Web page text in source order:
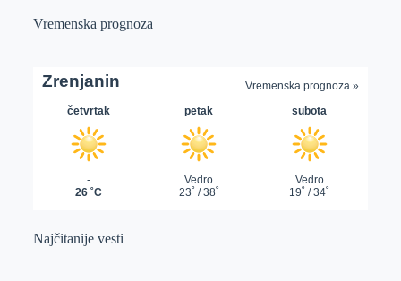
Vremenska prognoza
Najčitanije vesti